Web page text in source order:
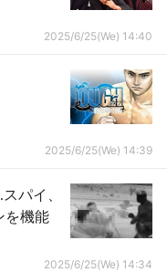
2025/6/25(We) 14:40
2025/6/25(We) 14:39
パイ、
を機能
2025/6/25(We) 14:34